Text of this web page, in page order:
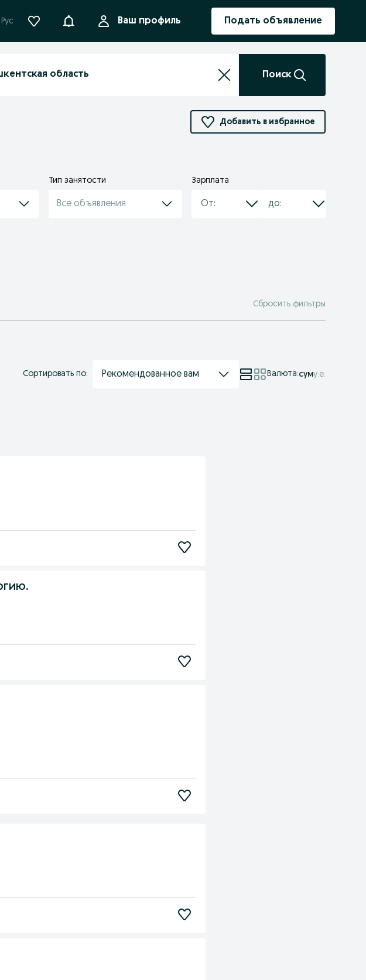
Рус УведомленияВаш профиль Подать объявление
Поиск
Добавить в избранное
Тип занятости
Все объявления
Зарплата
Сбросить фильтры
Сортировать по: Рекомендованное вам Валюта:суму.е.